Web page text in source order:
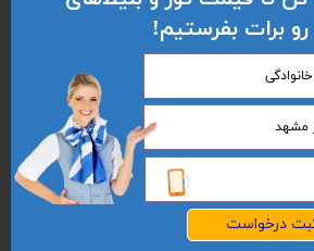
درخواست
رو برات بفرستیم!